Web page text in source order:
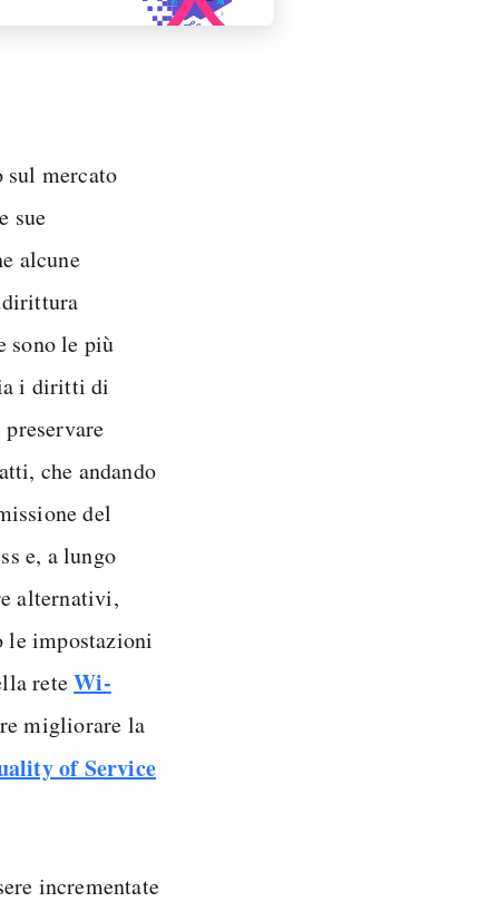
mercato
sue
alcune
sono le più
i diritti di
che andando
del
e, a lungo
alternativi,
le impostazioni
reteWi-
migliorare la
of Service
incrementate